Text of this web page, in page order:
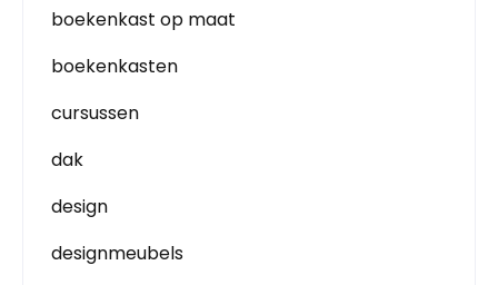
boekenkast op maat
boekenkasten
cursussen
dak
design
designmeubels